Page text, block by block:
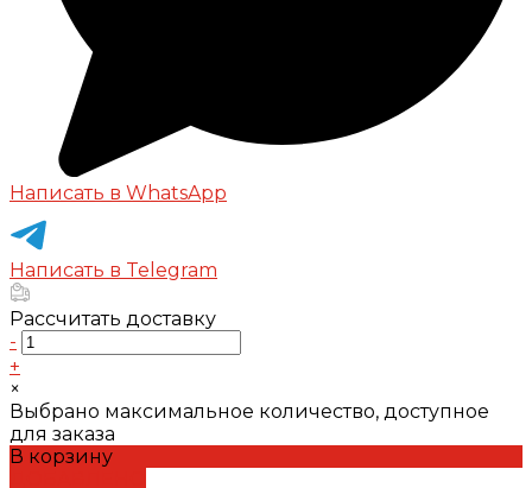
Написать в WhatsApp
Написать в Telegram
Рассчитать доставку
-
+
×
Выбрано максимальное количество, доступное
для заказа
В корзину